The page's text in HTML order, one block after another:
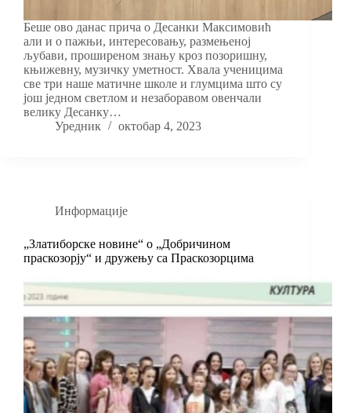
Беше ово данас прича о Десанки Максимовић
али и о пажњи, интересовању, размењеној
љубави, проширеном знању кроз позоришну,
књижевну, музичку уметност. Хвала ученицима
све три наше матичне школе и глумцима што су
још једном светлом и незаборавом овенчали
велику Десанку…
Уредник
октобар 4, 2023
Информације
„Златиборске новине“ о „Добричином
праскозорју“ и дружењу са Праскозорцима